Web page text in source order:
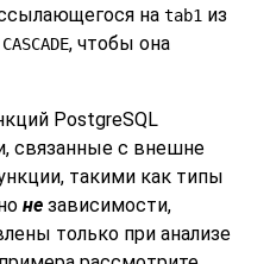
на tab1 из
CASCADE, чтобы она
PostgreSQL
связанные с внешне
такими как типы
не зависимости,
только при анализе